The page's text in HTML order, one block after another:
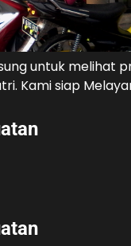
untuk melihat
Kami siap